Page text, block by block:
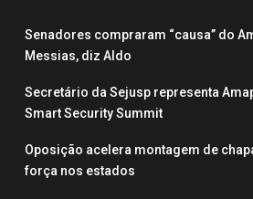
Senadores compraram “causa” do
Messias, diz Aldo
Secretário da Sejusp representa
Smart Security Summit
Oposição acelera montagem de
força nos estados